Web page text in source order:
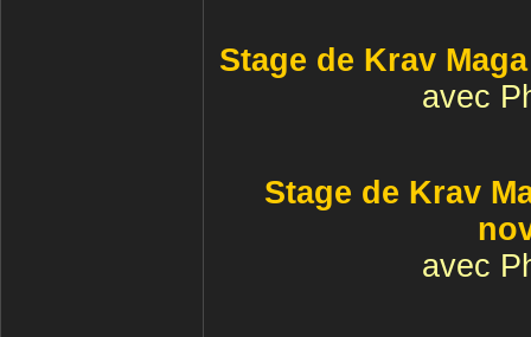
Stage de Krav
avec
Stage de Krav
avec